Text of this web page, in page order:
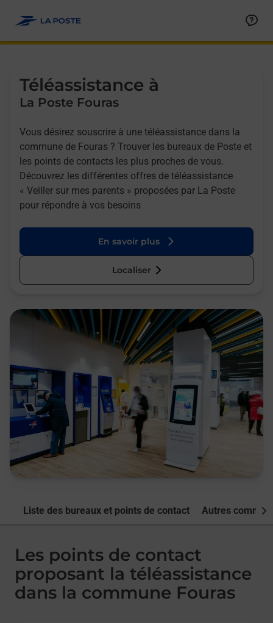
Téléassistance à
La Poste Fouras
Vous désirez souscrire à une téléassistance dans la
commune de Fouras ? Trouver les bureaux de Poste et
les points de contacts les plus proches de vous.
Découvrez les différentes offres de téléassistance
« Veiller sur mes parents » proposées par La Poste
pour répondre à vos besoins
En savoir plus
Localiser
Liste des bureaux et points de contact Autres
Les points de contact
proposant la téléassistance
dans la commune Fouras